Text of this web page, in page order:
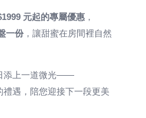
元起的專屬優惠 ，
一份 ，讓甜蜜在房間裡自然
添上一道微光——
禮遇，陪您迎接下一段更美